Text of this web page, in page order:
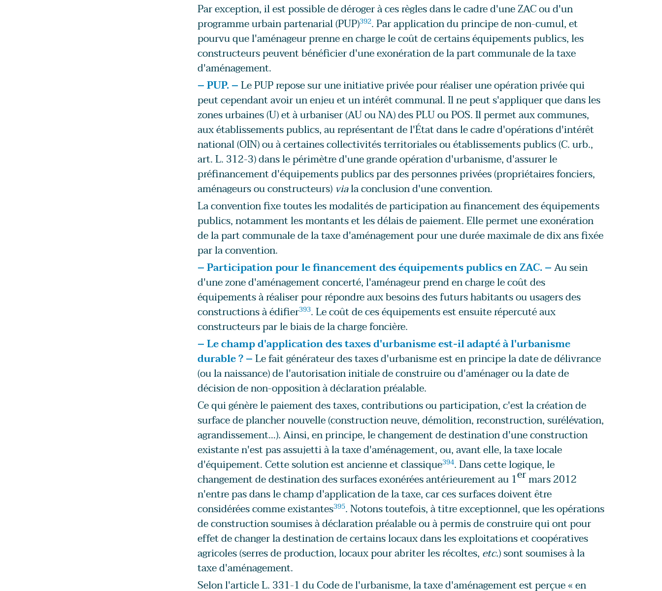
Par exception, il est possible de déroger à ces règles dans le cadre d'une ZAC ou d'un
programme urbain partenarial (PUP)392. Par application du principe de non-cumul, et
pourvu que l'aménageur prenne en charge le coût de certains équipements publics, les
constructeurs peuvent bénéficier d'une exonération de la part communale de la taxe
d'aménagement.
– PUP. –Le PUP repose sur une initiative privée pour réaliser une opération privée qui
peut cependant avoir un enjeu et un intérêt communal. Il ne peut s'appliquer que dans les
zones urbaines (U) et à urbaniser (AU ou NA) des PLU ou POS. Il permet aux communes,
aux établissements publics, au représentant de l'État dans le cadre d'opérations d'intérêt
national (OIN) ou à certaines collectivités territoriales ou établissements publics (C. urb.,
art. L. 312-3) dans le périmètre d'une grande opération d'urbanisme, d'assurer le
préfinancement d'équipements publics par des personnes privées (propriétaires fonciers,
aménageurs ou constructeurs) viala conclusion d'une convention.
La convention fixe toutes les modalités de participation au financement des équipements
publics, notamment les montants et les délais de paiement. Elle permet une exonération
de la part communale de la taxe d'aménagement pour une durée maximale de dix ans fixée
par la convention.
– Participation pour le financement des équipements publics en ZAC. –Au sein
d'une zone d'aménagement concerté, l'aménageur prend en charge le coût des
équipements à réaliser pour répondre aux besoins des futurs habitants ou usagers des
constructions à édifier393. Le coût de ces équipements est ensuite répercuté aux
constructeurs par le biais de la charge foncière.
– Le champ d'application des taxes d'urbanisme est-il adapté à l'urbanisme
durable ? –Le fait générateur des taxes d'urbanisme est en principe la date de délivrance
(ou la naissance) de l'autorisation initiale de construire ou d'aménager ou la date de
décision de non-opposition à déclaration préalable.
Ce qui génère le paiement des taxes, contributions ou participation, c'est la création de
surface de plancher nouvelle (construction neuve, démolition, reconstruction, surélévation,
agrandissement…). Ainsi, en principe, le changement de destination d'une construction
existante n'est pas assujetti à la taxe d'aménagement, ou, avant elle, la taxe locale
d'équipement. Cette solution est ancienne et classique394. Dans cette logique, le
changement de destination des surfaces exonérées antérieurement au 1ermars 2012
n'entre pas dans le champ d'application de la taxe, car ces surfaces doivent être
considérées comme existantes395. Notons toutefois, à titre exceptionnel, que les opérations
de construction soumises à déclaration préalable ou à permis de construire qui ont pour
effet de changer la destination de certains locaux dans les exploitations et coopératives
agricoles (serres de production, locaux pour abriter les récoltes, etc.) sont soumises à la
taxe d'aménagement.
Selon l'article L. 331-1 du Code de l'urbanisme, la taxe d'aménagement est perçue « en